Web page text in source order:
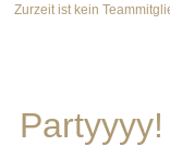
Zurzeit ist kein